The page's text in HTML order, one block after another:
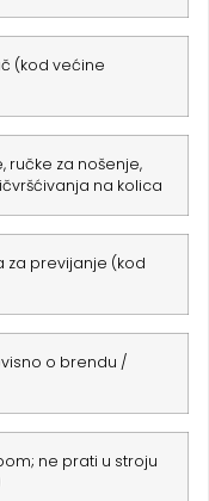
(kod većine
ručke za nošenje,
na kolica
za previjanje (kod
o brendu /
ne prati u stroju